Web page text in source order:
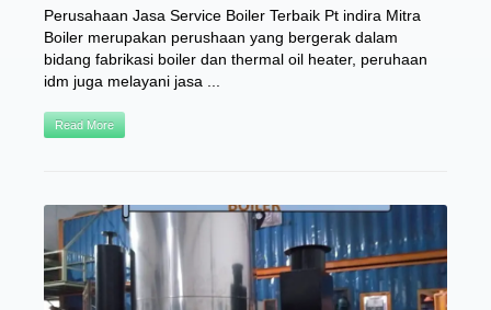
Perusahaan Jasa Service Boiler Terbaik Pt indira Mitra
Boiler merupakan perushaan yang bergerak dalam
bidang fabrikasi boiler dan thermal oil heater, peruhaan
idm juga melayani jasa ...
Read More